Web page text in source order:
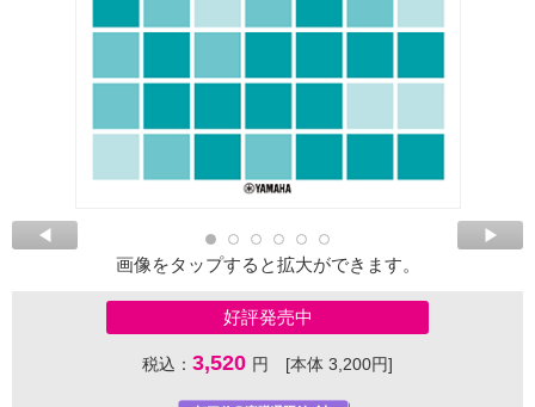
画像をタップすると拡大ができます。
好評発売中
税込： 3,520 円 [本体 3,200円]